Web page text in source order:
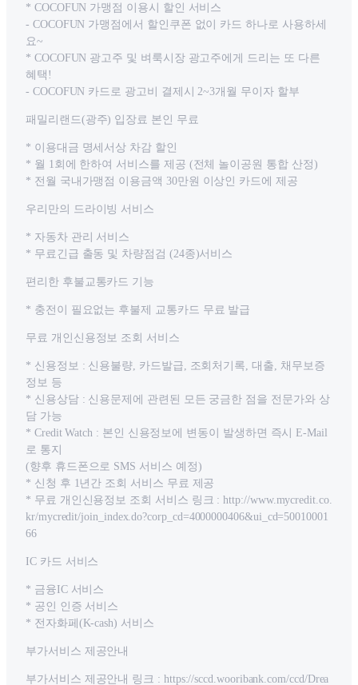
* COCOFUN 가맹점 이용시 할인 서비스
- COCOFUN 가맹점에서 할인쿠폰 없이 카드 하나로 사용하세
요~
* COCOFUN 광고주 및 벼룩시장 광고주에게 드리는 또 다른
혜택!
- COCOFUN 카드로 광고비 결제시 2~3개월 무이자 할부
패밀리랜드(광주) 입장료 본인 무료
* 이용대금 명세서상 차감 할인
* 월 1회에 한하여 서비스를 제공 (전체 놀이공원 통합 산정)
* 전월 국내가맹점 이용금액 30만원 이상인 카드에 제공
우리만의 드라이빙 서비스
* 자동차 관리 서비스
* 무료긴급 출동 및 차량점검 (24종)서비스
편리한 후불교통카드 기능
* 충전이 필요없는 후불제 교통카드 무료 발급
무료 개인신용정보 조회 서비스
* 신용정보 : 신용불량, 카드발급, 조회처기록, 대출, 채무보증
정보 등
* 신용상담 : 신용문제에 관련된 모든 궁금한 점을 전문가와 상
담 가능
* Credit Watch : 본인 신용정보에 변동이 발생하면 즉시 E-Mail
로 통지
(향후 휴드폰으로 SMS 서비스 예정)
* 신청 후 1년간 조회 서비스 무료 제공
* 무료 개인신용정보 조회 서비스 링크 : http://www.mycredit.co.
kr/mycredit/join_index.do?corp_cd=4000000406&ui_cd=50010001
66
IC 카드 서비스
* 금융IC 서비스
* 공인 인증 서비스
* 전자화페(K-cash) 서비스
부가서비스 제공안내
부가서비스 제공안내 링크 : https://sccd.wooribank.com/ccd/Drea